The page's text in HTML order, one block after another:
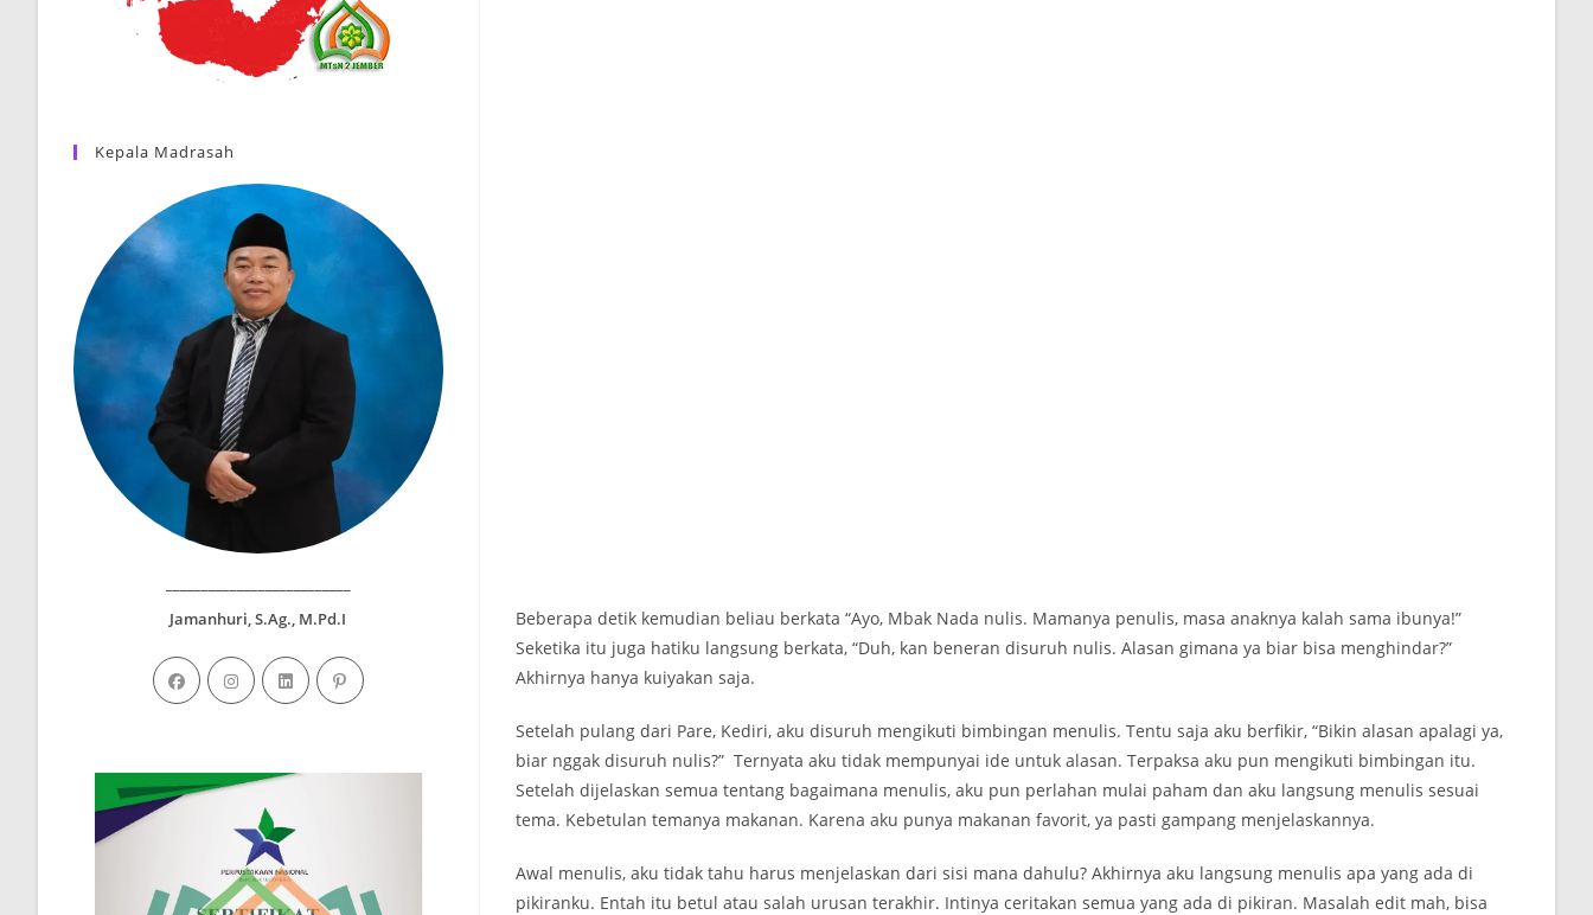
Beberapa detik kemudian beliau berkata “Ayo, Mbak Nada nulis. Mamanya penulis, masa anaknya kalah sama ibunya!”
Seketika itu juga hatiku langsung berkata, “Duh, kan beneran disuruh nulis. Alasan gimana ya biar bisa menghindar?”
Akhirnya hanya kuiyakan saja.
Setelah pulang dari Pare, Kediri, aku disuruh mengikuti bimbingan menulis. Tentu saja aku berfikir, “Bikin alasan apalagi ya,
biar nggak disuruh nulis?” Ternyata aku tidak mempunyai ide untuk alasan. Terpaksa aku pun mengikuti bimbingan itu.
Setelah dijelaskan semua tentang bagaimana menulis, aku pun perlahan mulai paham dan aku langsung menulis sesuai
tema. Kebetulan temanya makanan. Karena aku punya makanan favorit, ya pasti gampang menjelaskannya.
Awal menulis, aku tidak tahu harus menjelaskan dari sisi mana dahulu? Akhirnya aku langsung menulis apa yang ada di
pikiranku. Entah itu betul atau salah urusan terakhir. Intinya ceritakan semua yang ada di pikiran. Masalah edit mah, bisa
Kepala Madrasah
Jamanhuri, S.Ag., M.Pd.I